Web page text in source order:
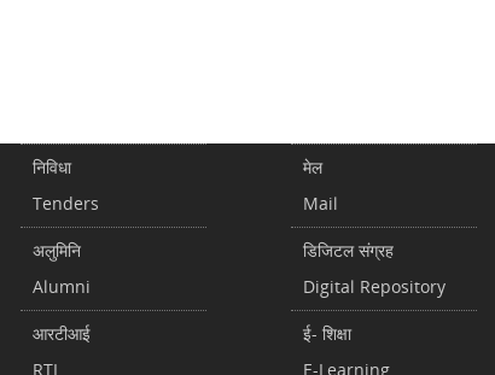
निविधा
Tenders
अलुमिनि
Alumni
आरटीआई
RTI
मेल
Mail
डिजिटल संग्रह
Digital Repository
ई- शिक्षा
E-Learning